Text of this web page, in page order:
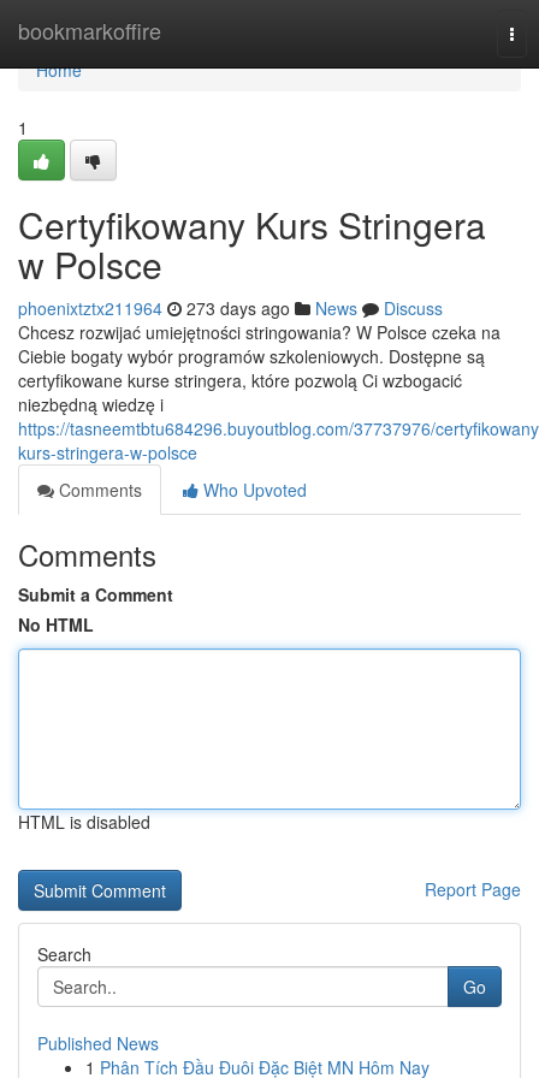
bookmarkoffire
Home
Home
1
Certyfikowany Kurs Stringera
w Polsce
phoenixtztx211964 273 days ago News
Discuss
Chcesz rozwijać umiejętności stringowania? W Polsce czeka na
Ciebie bogaty wybór programów szkoleniowych. Dostępne są
certyfikowane kurse stringera, które pozwolą Ci wzbogacić
niezbędną wiedzę i
https://tasneemtbtu684296.buyoutblog.com/37737976/
kurs-stringera-w-polsce
Comments
Who Upvoted
Comments
Submit a Comment
No HTML
HTML is disabled
Report Page
Search
Go
Published News
1 Phân Tích Đầu Đuôi Đặc Biệt MN Hôm Nay